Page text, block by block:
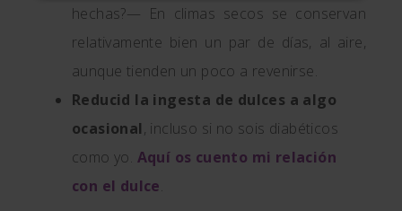
hechas?— En climas secos se conservan
relativamente bien un par de días, al aire,
aunque tienden un poco a revenirse.
Reducid la ingesta de dulces a algo
ocasional, incluso si no sois diabéticos
como yo. Aquí os cuento mi relación
con el dulce.